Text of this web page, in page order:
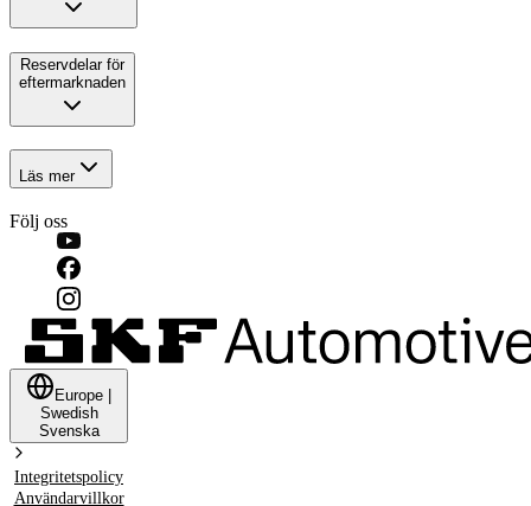
Reservdelar för
eftermarknaden
Läs mer
Följ oss
Europe
Swedish
Svenska
Integritetspolicy
Användarvillkor